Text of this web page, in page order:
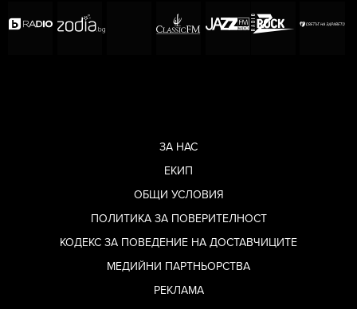
ЗА НАС
ЕКИП
ОБЩИ УСЛОВИЯ
ПОЛИТИКА ЗА ПОВЕРИТЕЛНОСТ
КОДЕКС ЗА ПОВЕДЕНИЕ НА ДОСТАВЧИЦИТЕ
МЕДИЙНИ ПАРТНЬОРСТВА
РЕКЛАМА